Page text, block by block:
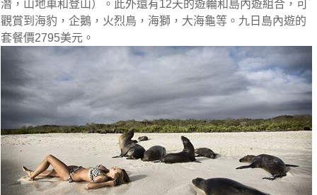
潛，山地車和登山）。此外還有12天的遊輪和島內遊組合，可
觀賞到海豹，企鵝，火烈鳥，海獅，大海龜等。九日島內遊的
套餐價2795美元。